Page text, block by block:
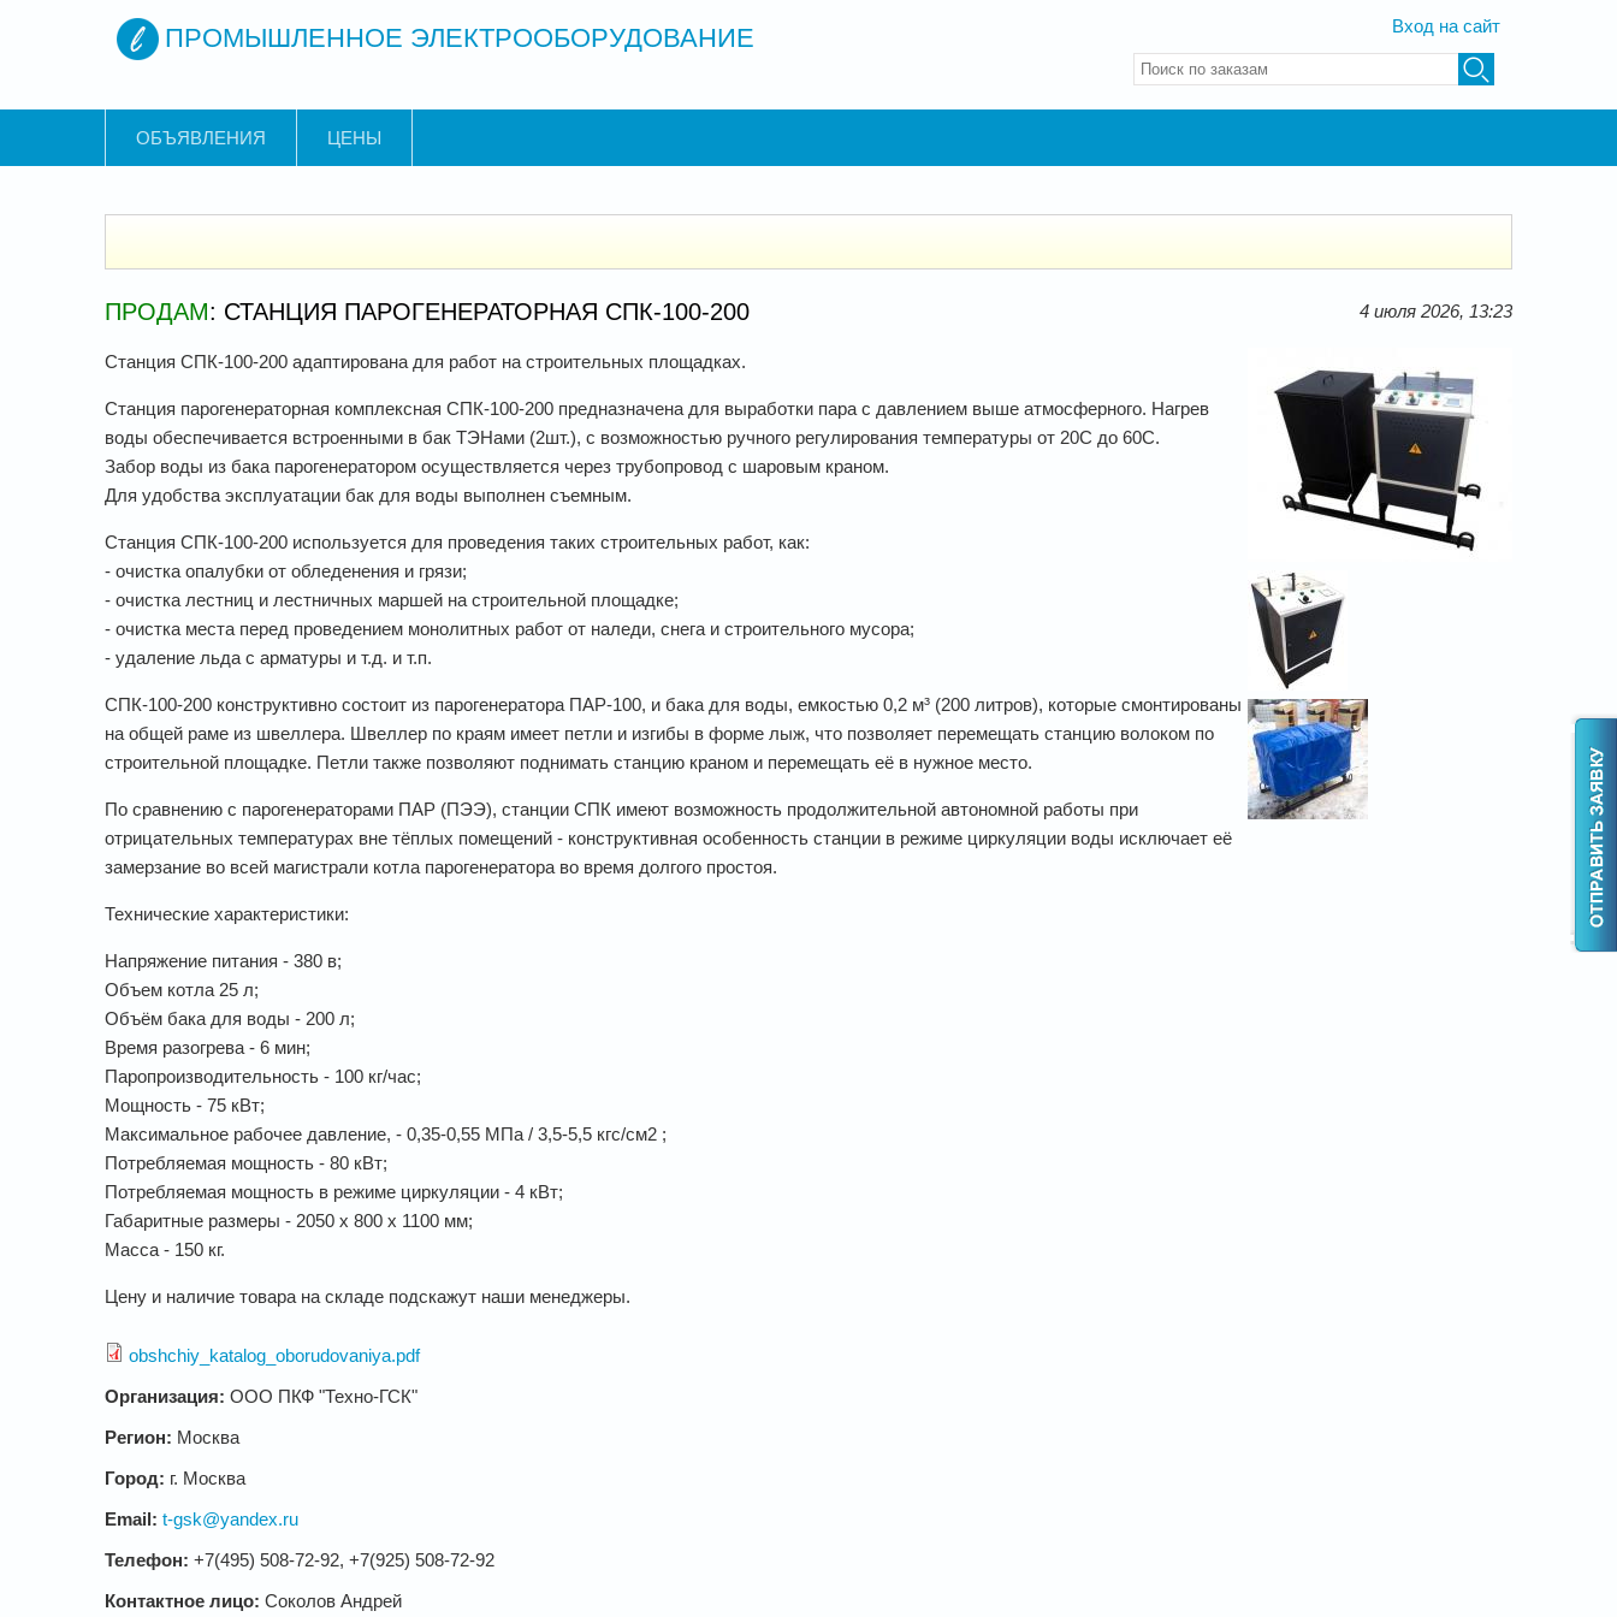
ПРОМЫШЛЕННОЕ ЭЛЕКТРООБОРУДОВАНИЕ Вход на сайт
Введите ключевые слова для поиска
ОБЪЯВЛЕНИЯ ЦЕНЫ
4 июля 2026, 13:23
ПРОДАМ: СТАНЦИЯ ПАРОГЕНЕРАТОРНАЯ СПК-100-200
Станция СПК-100-200 адаптирована для работ на строительных площадках.
Станция парогенераторная комплексная СПК-100-200 предназначена для выработки пара с давлением выше атмосферного. Нагрев
воды обеспечивается встроенными в бак ТЭНами (2шт.), с возможностью ручного регулирования температуры от 20C до 60С.
Забор воды из бака парогенератором осуществляется через трубопровод с шаровым краном.
Для удобства эксплуатации бак для воды выполнен съемным.
Станция СПК-100-200 используется для проведения таких строительных работ, как:
- очистка опалубки от обледенения и грязи;
- очистка лестниц и лестничных маршей на строительной площадке;
- очистка места перед проведением монолитных работ от наледи, снега и строительного мусора;
- удаление льда с арматуры и т.д. и т.п.
СПК-100-200 конструктивно состоит из парогенератора ПАР-100, и бака для воды, емкостью 0,2 м³ (200 литров), которые смонтированы
на общей раме из швеллера. Швеллер по краям имеет петли и изгибы в форме лыж, что позволяет перемещать станцию волоком по
строительной площадке. Петли также позволяют поднимать станцию краном и перемещать её в нужное место.
По сравнению с парогенераторами ПАР (ПЭЭ), станции СПК имеют возможность продолжительной автономной работы при
отрицательных температурах вне тёплых помещений - конструктивная особенность станции в режиме циркуляции воды исключает её
замерзание во всей магистрали котла парогенератора во время долгого простоя.
Технические характеристики:
Напряжение питания - 380 в;
Объем котла 25 л;
Объём бака для воды - 200 л;
Время разогрева - 6 мин;
Паропроизводительность - 100 кг/час;
Мощность - 75 кВт;
Максимальное рабочее давление, - 0,35-0,55 МПа / 3,5-5,5 кгс/см2 ;
Потребляемая мощность - 80 кВт;
Потребляемая мощность в режиме циркуляции - 4 кВт;
Габаритные размеры - 2050 х 800 х 1100 мм;
Масса - 150 кг.
Цену и наличие товара на складе подскажут наши менеджеры.
obshchiy_katalog_oborudovaniya.pdf
Организация: ООО ПКФ "Техно-ГСК"
Регион: Москва
Город: г. Москва
Email: t-gsk@yandex.ru
Телефон: +7(495) 508-72-92, +7(925) 508-72-92
Контактное лицо: Соколов Андрей